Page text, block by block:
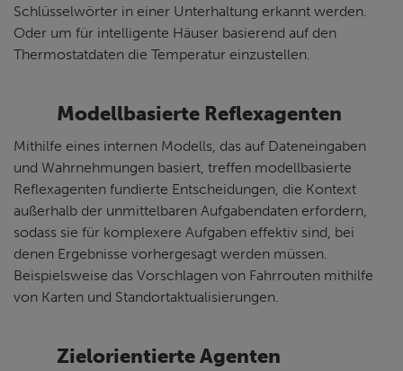
Schlüsselwörter in einer Unterhaltung erkannt werden.
Oder um für intelligente Häuser basierend auf den
Thermostatdaten die Temperatur einzustellen.
Modellbasierte Reflexagenten
Mithilfe eines internen Modells, das auf Dateneingaben
und Wahrnehmungen basiert, treffen modellbasierte
Reflexagenten fundierte Entscheidungen, die Kontext
außerhalb der unmittelbaren Aufgabendaten erfordern,
sodass sie für komplexere Aufgaben effektiv sind, bei
denen Ergebnisse vorhergesagt werden müssen.
Beispielsweise das Vorschlagen von Fahrrouten mithilfe
von Karten und Standortaktualisierungen.
Zielorientierte Agenten